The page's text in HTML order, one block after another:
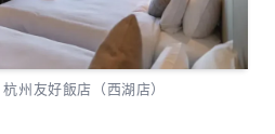
州友好飯店（西湖店）